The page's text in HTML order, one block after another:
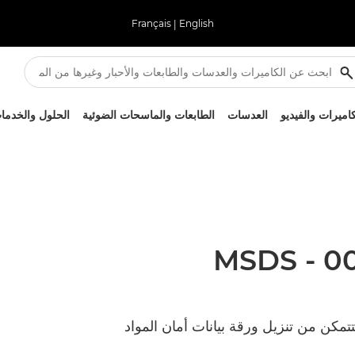
English
|
Français
والفيديو العدسات الطابعات والماسحات الضوئية الحلول
من سلسلة 000 أدناه لتتمكن من تنزيل ورقة بيانات أمان المواد